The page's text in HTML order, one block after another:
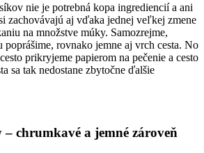
nie je potrebná kopa ingrediencií a ani
zachovávajú aj vďaka jednej veľkej zmene
na množstve múky. Samozrejme,
rovnako jemne aj vrch cesta. No
prikryjeme papierom na pečenie a cesto
sa tak nedostane zbytočne ďalšie
– chrumkavé a jemné zároveň